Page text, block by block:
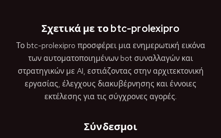
Σχετικά με το btc-prolexipro
Το btc-prolexipro προσφέρει μια ενημερωτική εικόνα
των αυτοματοποιημένων bot συναλλαγών και
στρατηγικών με AI, εστιάζοντας στην αρχιτεκτονική
εργασίας, έλεγχους διακυβέρνησης και έννοιες
εκτέλεσης για τις σύγχρονες αγορές.
Σύνδεσμοι